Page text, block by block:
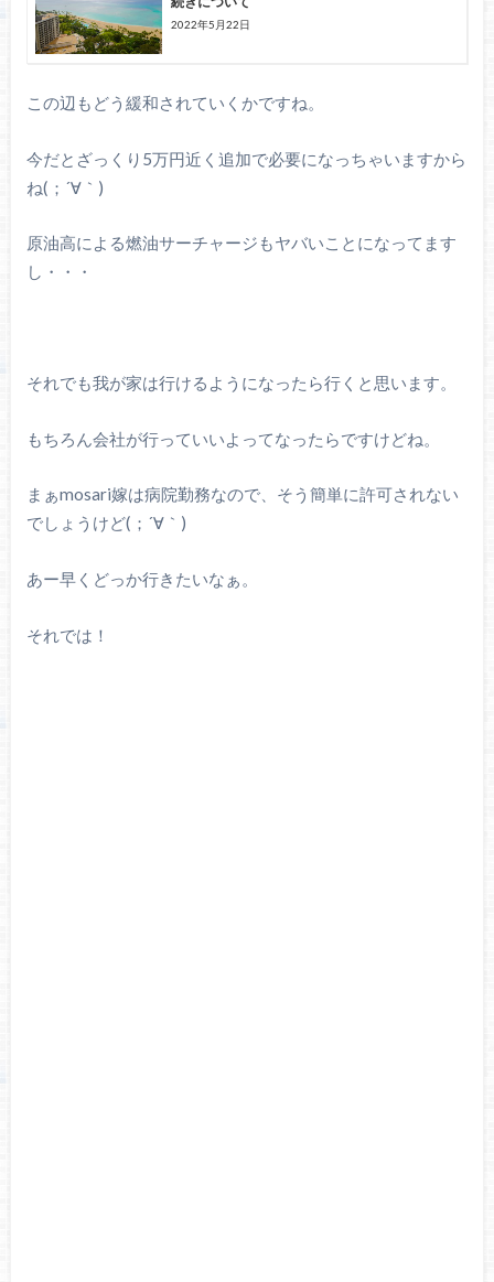
2022年5月22日
この辺もどう緩和されていくかですね。
今だとざっくり5万円近く追加で必要になっちゃいますから
ね(；´∀｀)
原油高による燃油サーチャージもヤバいことになってます
し・・・
それでも我が家は行けるようになったら行くと思います。
もちろん会社が行っていいよってなったらですけどね。
まぁmosari嫁は病院勤務なので、そう簡単に許可されない
でしょうけど(；´∀｀)
あー早くどっか行きたいなぁ。
それでは！